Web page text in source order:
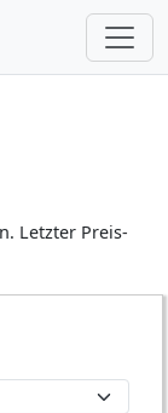
Letzter Preis-